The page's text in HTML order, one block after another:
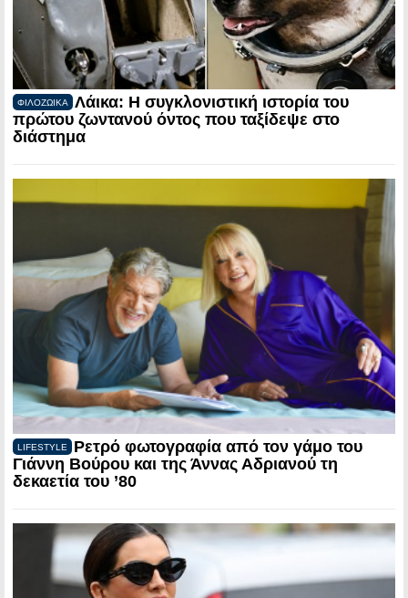
ΦΙΛΟΖΩΙΚΑ
Λάικα: Η συγκλονιστική ιστορία του
πρώτου ζωντανού όντος που ταξίδεψε στο
διάστημα
LIFESTYLE
Ρετρό φωτογραφία από τον γάμο του
Γιάννη Βούρου και της Άννας Αδριανού τη
δεκαετία του ’80